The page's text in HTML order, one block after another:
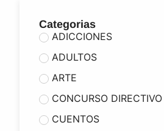
Categorias
ADICCIONES
ADULTOS
ARTE
CONCURSO DIRECTIVO
CUENTOS